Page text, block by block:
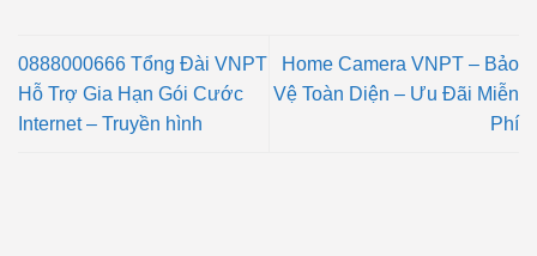
0888000666 Tổng Đài VNPT
Hỗ Trợ Gia Hạn Gói Cước
Internet – Truyền hình
Home Camera VNPT – Bảo
Vệ Toàn Diện – Ưu Đãi Miễn
Phí